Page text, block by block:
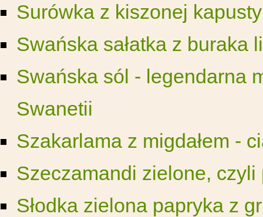
Surówka z kiszonej
Swańska sałatka z buraka
Swańska sól - legendarna
Swanetii
Szakarlama z migdałem -
Szeczamandi zielone, czyli
Słodka zielona papryka z